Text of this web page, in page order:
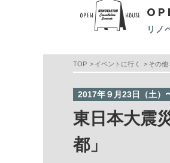
リノ
TOP イベントに行く その他
2017年９月23日（土）
東日本大震
都」